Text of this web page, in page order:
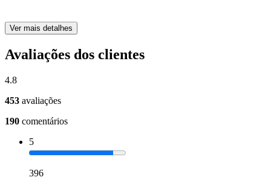
Ver mais detalhes
Avaliações dos clientes
4.8
453 avaliações
190 comentários
5
396